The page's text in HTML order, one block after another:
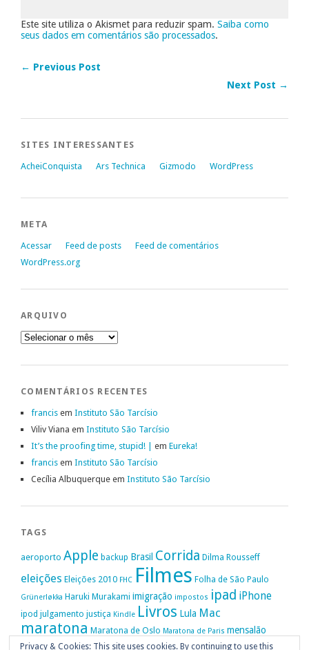
Este site utiliza o Akismet para reduzir spam. Saiba como
seus dados em comentários são processados.
← Previous Post
Next Post →
SITES INTERESSANTES
AcheiConquista Ars Technica Gizmodo WordPress
META
Acessar Feed de posts
Feed de comentários
WordPress.org
ARQUIVO
Arquivo
COMENTÁRIOS RECENTES
francis em Instituto São Tarcísio
Viliv Viana em Instituto São Tarcísio
It’s the proofing time, stupid! | em Eureka!
francis em Instituto São Tarcísio
Cecília Albuquerque em Instituto São Tarcísio
TAGS
aeroporto Apple backup Brasil Corrida Dilma Rousseff
eleições Eleições 2010 FHC Filmes Folha de São Paulo
Grünerløkka Haruki Murakami imigração impostos ipad iPhone
ipod julgamento justiça Kindle Livros Lula Mac
maratona Maratona de Oslo Maratona de Paris mensalão
Privacy & Cookies: This site uses cookies. By continuing to use this